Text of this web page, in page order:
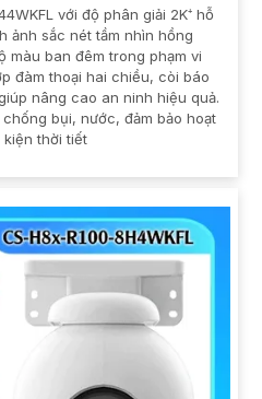
với độ phân giải 2K⁺ hỗ
ảnh sắc nét tầm nhìn hồng
màu ban đêm trong phạm vi
đàm thoại hai chiều, còi báo
nâng cao an ninh hiệu quả.
bụi, nước, đảm bảo hoạt
thời tiết